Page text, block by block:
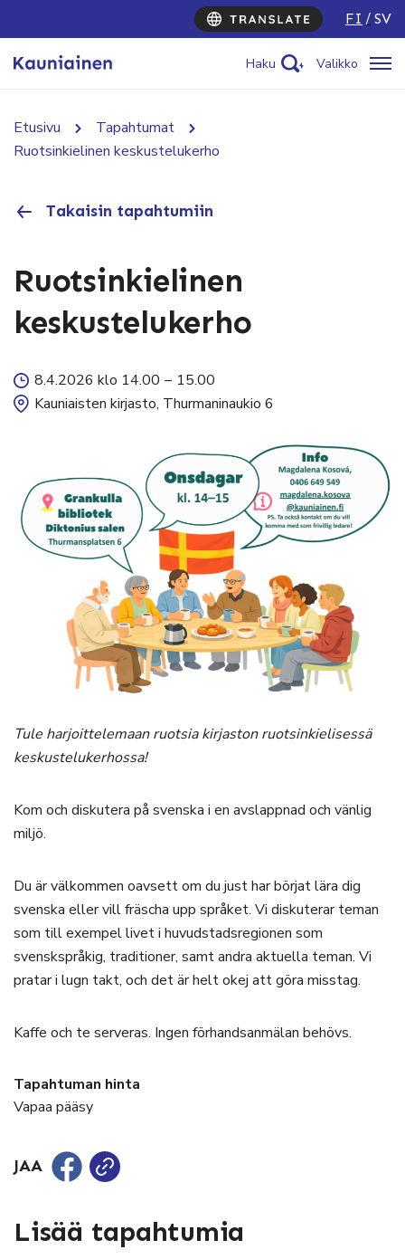
FI SV
Haku Valikko
Etusivu
Tapahtumat
Ruotsinkielinen keskustelukerho
Takaisin tapahtumiin
Ruotsinkielinen
keskustelukerho
8.4.2026 klo 14.00 – 15.00
Kauniaisten kirjasto, Thurmaninaukio 6
Tule harjoittelemaan ruotsia kirjaston ruotsinkielisessä
keskustelukerhossa!
Kom och diskutera på svenska i en avslappnad och vänlig
miljö.
Du är välkommen oavsett om du just har börjat lära dig
svenska eller vill fräscha upp språket. Vi diskuterar teman
som till exempel livet i huvudstadsregionen som
svenskspråkig, traditioner, samt andra aktuella teman. Vi
pratar i lugn takt, och det är helt okej att göra misstag.
Kaffe och te serveras. Ingen förhandsanmälan behövs.
Tapahtuman hinta
Vapaa pääsy
JAA
Lisää tapahtumia